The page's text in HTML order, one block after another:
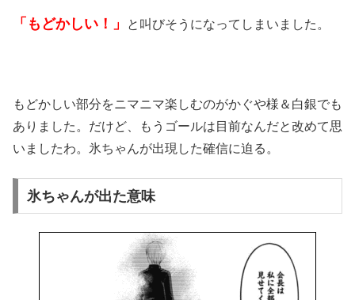
「もどかしい！」 と叫びそうになってしまいました。
もどかしい部分をニマニマ楽しむのがかぐや様＆白銀でも
ありました。だけど、もうゴールは目前なんだと改めて思
いましたわ。氷ちゃんが出現した確信に迫る。
氷ちゃんが出た意味